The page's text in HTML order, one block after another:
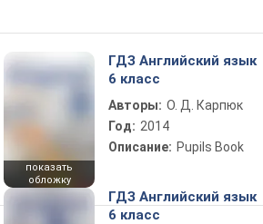
показать
обложку
ГДЗ Английский язык
6 класс
Авторы: О. Д. Карпюк
Год: 2014
Описание: Pupils Book
ГДЗ Английский язык
6 класс